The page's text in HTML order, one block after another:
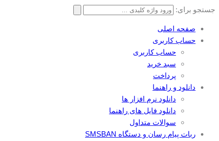
جستجو برای:
صفحه اصلی
حساب کاربری
حساب کاربری
سبد خرید
پرداخت
دانلود و راهنما
دانلود نرم افزار ها
دانلود فایل های راهنما
سوالات متداول
ربات پیام رسان و دستگاه SMSBAN